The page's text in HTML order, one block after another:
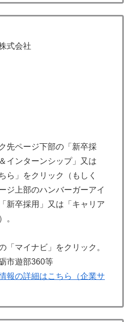
式会社
先ページ下部の「新卒採
インターンシップ」又は
ら」をクリック（もしく
ジ上部のハンバーガーアイ
新卒採用」又は「キャリア
。
「マイナビ」をクリック。
市遊部360等
報の詳細はこちら（企業サ